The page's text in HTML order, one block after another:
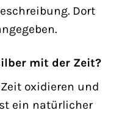
Dort
mit der Zeit?
oxidieren und
ein natürlicher